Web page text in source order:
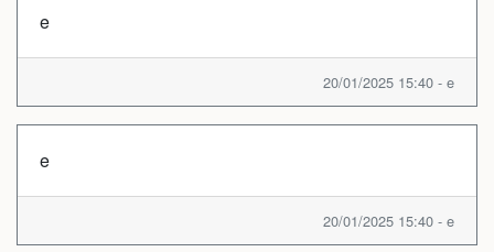
e
20/01/2025 15:40 - e
e
20/01/2025 15:40 - e